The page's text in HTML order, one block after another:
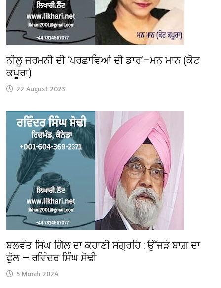
ਨੀਲੂ ਜਰਮਨੀ ਦੀ ‘ਪਰਛਾਵਿਆਂ ਦੀ ਡਾਰ’—ਮਨ ਮਾਨ (ਕੋਟ
ਕਪੂਰਾ)
22 August 2023
ਬਲਵੰਤ ਸਿੰਘ ਗਿੱਲ ਦਾ ਕਹਾਣੀ ਸੰਗ੍ਰਹਿ : ਉੱਜੜੇ ਬਾਗ਼ ਦਾ
ਫੁੱਲ — ਰਵਿੰਦਰ ਸਿੰਘ ਸੋਢੀ
5 March 2024